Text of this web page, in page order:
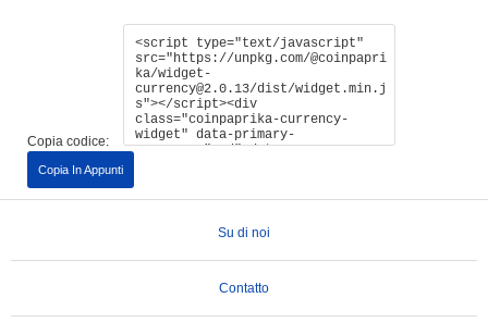
Copia codice:
Copia In Appunti
Su di noi
Contatto